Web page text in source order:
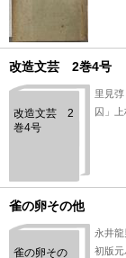
改造文芸 2巻4号
改造文芸 2
巻4号
里見
囚」
雀の卵その他
雀の卵その
永井
初版